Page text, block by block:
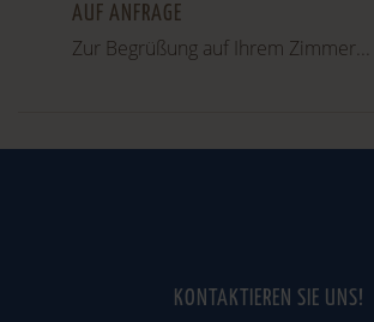
AUF ANFRAGE
Zur Begrüßung auf Ihrem Zimmer...
KONTAKTIEREN SIE UNS!